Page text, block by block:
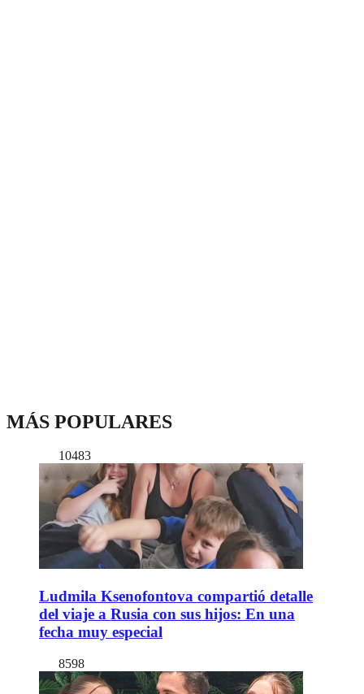
MÁS POPULARES
10483
Ludmila Ksenofontova compartió detalle
del viaje a Rusia con sus hijos: En una
fecha muy especial
8598